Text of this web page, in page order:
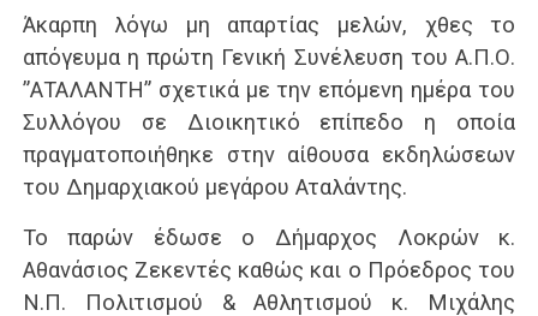
Άκαρπη λόγω μη απαρτίας μελών, χθες το
απόγευμα η πρώτη Γενική Συνέλευση του Α.Π.Ο.
”ΑΤΑΛΑΝΤΗ” σχετικά με την επόμενη ημέρα του
Συλλόγου σε Διοικητικό επίπεδο η οποία
πραγματοποιήθηκε στην αίθουσα εκδηλώσεων
του Δημαρχιακού μεγάρου Αταλάντης.
Το παρών έδωσε ο Δήμαρχος Λοκρών κ.
Αθανάσιος Ζεκεντές καθώς και ο Πρόεδρος του
Ν.Π. Πολιτισμού & Αθλητισμού κ. Μιχάλης